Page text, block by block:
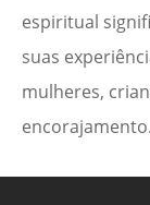
espiritual
suas
mulheres,
encorajamento.